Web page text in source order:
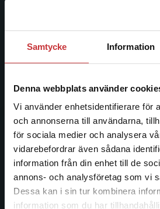
Samtycke Information
Denna webbplats använder
Vi använder enhetsidentifierare för
och annonserna till användarna,
för sociala medier och analysera
vidarebefordrar även sådana
information från din enhet till de
annons- och analysföretag som vi
Dessa kan i sin tur kombinera
information som du har
Begränsad
Studentlitteratur
Studentlitteratur grundades 1963
facklitteratur, utbildningar och
längs hela kunskapsresan.
Kontakta oss
Kontakta oss
046-31 20 00